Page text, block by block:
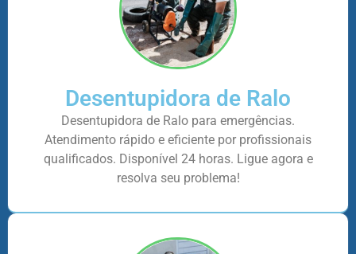
Desentupidora de Ralo
Desentupidora de Ralo para emergências.
Atendimento rápido e eficiente por profissionais
qualificados. Disponível 24 horas. Ligue agora e
resolva seu problema!